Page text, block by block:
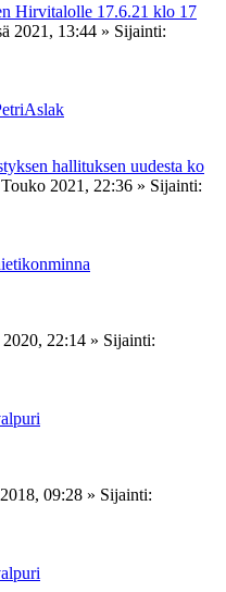
Hirvitalolle 17.6.21 klo 17
2021, 13:44 » Sijainti:
hallituksen uudesta ko
2021, 22:36 » Sijainti:
22:14 » Sijainti:
09:28 » Sijainti: